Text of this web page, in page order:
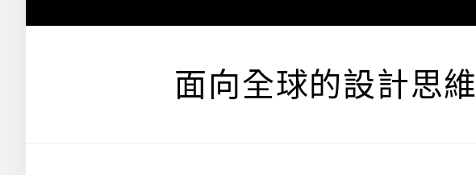
至
面向全球的設計思